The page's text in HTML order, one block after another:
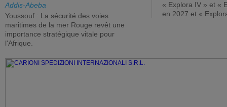
Addis-Abeba
Youssouf : La sécurité des voies
maritimes de la mer Rouge revêt une
importance stratégique vitale pour
l'Afrique.
« Explora IV » et «
en 2027 et «